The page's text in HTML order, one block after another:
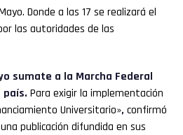
Donde a las 17 se realizará el
las autoridades de las
sumate a la Marcha Federal
Para exigir la implementación
Universitario», confirmó
publicación difundida en sus